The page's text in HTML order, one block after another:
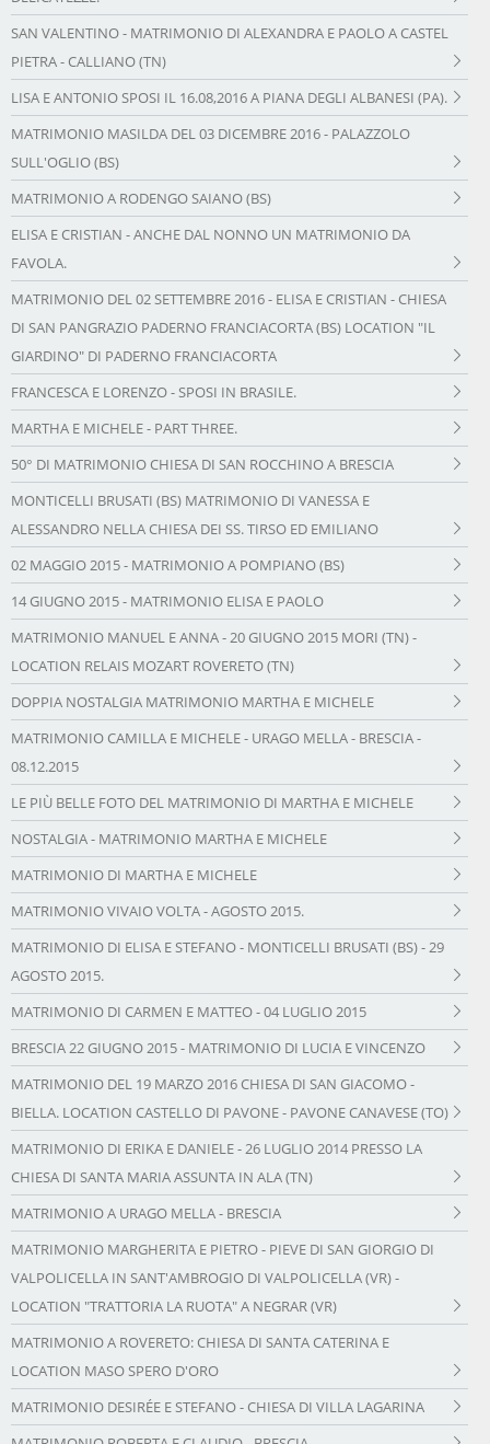
SAN VALENTINO - MATRIMONIO DI ALEXANDRA E PAOLO A CASTEL
PIETRA - CALLIANO (TN)
LISA E ANTONIO SPOSI IL 16.08,2016 A PIANA DEGLI ALBANESI (PA).
MATRIMONIO MASILDA DEL 03 DICEMBRE 2016 - PALAZZOLO
SULL'OGLIO (BS)
MATRIMONIO A RODENGO SAIANO (BS)
ELISA E CRISTIAN - ANCHE DAL NONNO UN MATRIMONIO DA
FAVOLA.
MATRIMONIO DEL 02 SETTEMBRE 2016 - ELISA E CRISTIAN - CHIESA
DI SAN PANGRAZIO PADERNO FRANCIACORTA (BS) LOCATION "IL
GIARDINO" DI PADERNO FRANCIACORTA
FRANCESCA E LORENZO - SPOSI IN BRASILE.
MARTHA E MICHELE - PART THREE.
50° DI MATRIMONIO CHIESA DI SAN ROCCHINO A BRESCIA
MONTICELLI BRUSATI (BS) MATRIMONIO DI VANESSA E
ALESSANDRO NELLA CHIESA DEI SS. TIRSO ED EMILIANO
02 MAGGIO 2015 - MATRIMONIO A POMPIANO (BS)
14 GIUGNO 2015 - MATRIMONIO ELISA E PAOLO
MATRIMONIO MANUEL E ANNA - 20 GIUGNO 2015 MORI (TN) -
LOCATION RELAIS MOZART ROVERETO (TN)
DOPPIA NOSTALGIA MATRIMONIO MARTHA E MICHELE
MATRIMONIO CAMILLA E MICHELE - URAGO MELLA - BRESCIA -
08.12.2015
LE PIÙ BELLE FOTO DEL MATRIMONIO DI MARTHA E MICHELE
NOSTALGIA - MATRIMONIO MARTHA E MICHELE
MATRIMONIO DI MARTHA E MICHELE
MATRIMONIO VIVAIO VOLTA - AGOSTO 2015.
MATRIMONIO DI ELISA E STEFANO - MONTICELLI BRUSATI (BS) - 29
AGOSTO 2015.
MATRIMONIO DI CARMEN E MATTEO - 04 LUGLIO 2015
BRESCIA 22 GIUGNO 2015 - MATRIMONIO DI LUCIA E VINCENZO
MATRIMONIO DEL 19 MARZO 2016 CHIESA DI SAN GIACOMO -
BIELLA. LOCATION CASTELLO DI PAVONE - PAVONE CANAVESE (TO)
MATRIMONIO DI ERIKA E DANIELE - 26 LUGLIO 2014 PRESSO LA
CHIESA DI SANTA MARIA ASSUNTA IN ALA (TN)
MATRIMONIO A URAGO MELLA - BRESCIA
MATRIMONIO MARGHERITA E PIETRO - PIEVE DI SAN GIORGIO DI
VALPOLICELLA IN SANT'AMBROGIO DI VALPOLICELLA (VR) -
LOCATION "TRATTORIA LA RUOTA" A NEGRAR (VR)
MATRIMONIO A ROVERETO: CHIESA DI SANTA CATERINA E
LOCATION MASO SPERO D'ORO
MATRIMONIO DESIRÉE E STEFANO - CHIESA DI VILLA LAGARINA